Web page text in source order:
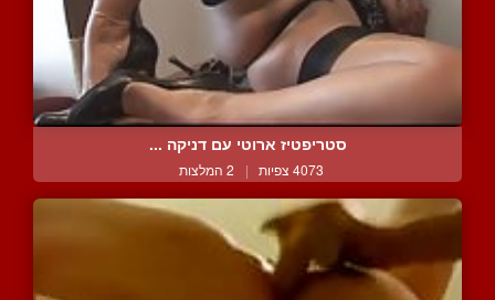
סטריפטיז ארוטי עם דניקה ...
4073 צפיות | 2 המלצות